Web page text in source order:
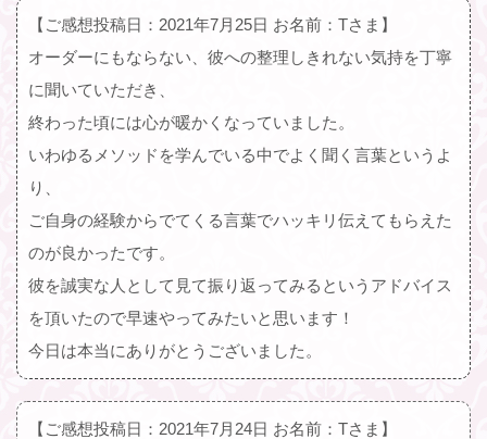
【ご感想投稿日：2021年7月25日 お名前：Tさま】
オーダーにもならない、彼への整理しきれない気持を丁寧
に聞いていただき、
終わった頃には心が暖かくなっていました。
いわゆるメソッドを学んでいる中でよく聞く言葉というよ
り、
ご自身の経験からでてくる言葉でハッキリ伝えてもらえた
のが良かったです。
彼を誠実な人として見て振り返ってみるというアドバイス
を頂いたので早速やってみたいと思います！
今日は本当にありがとうございました。
【ご感想投稿日：2021年7月24日 お名前：Tさま】